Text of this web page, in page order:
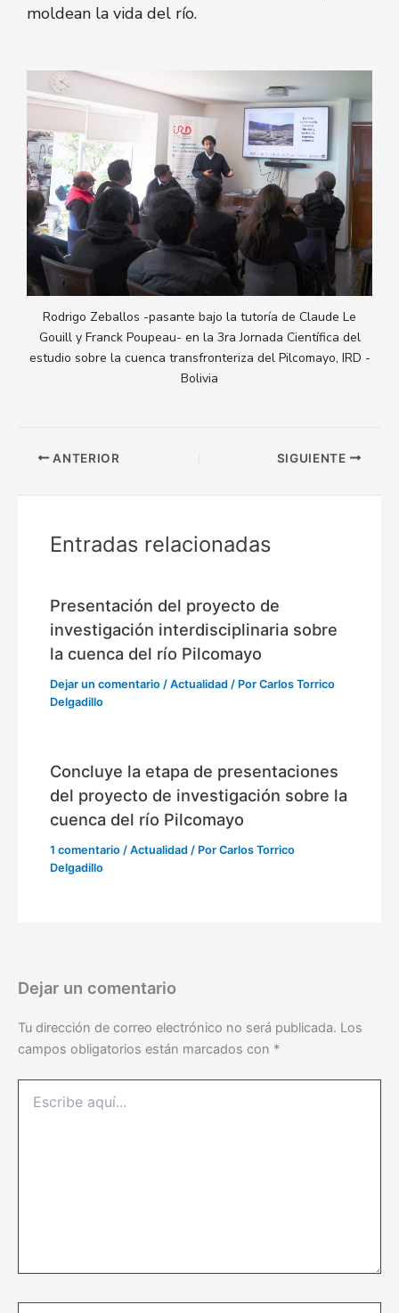
moldean la vida del río.
Rodrigo Zeballos -pasante bajo la tutoría de Claude Le
Gouill y Franck Poupeau- en la 3ra Jornada Científica del
estudio sobre la cuenca transfronteriza del Pilcomayo, IRD -
Bolivia
ANTERIOR SIGUIENTE
Entradas relacionadas
Presentación del proyecto de
investigación interdisciplinaria sobre
la cuenca del río Pilcomayo
Dejar un comentario /Actualidad / PorCarlos Torrico
Delgadillo
Concluye la etapa de presentaciones
del proyecto de investigación sobre la
cuenca del río Pilcomayo
1 comentario /Actualidad / PorCarlos Torrico
Delgadillo
Dejar un comentario
Tu dirección de correo electrónico no será publicada. Los
campos obligatorios están marcados con *
aquí...